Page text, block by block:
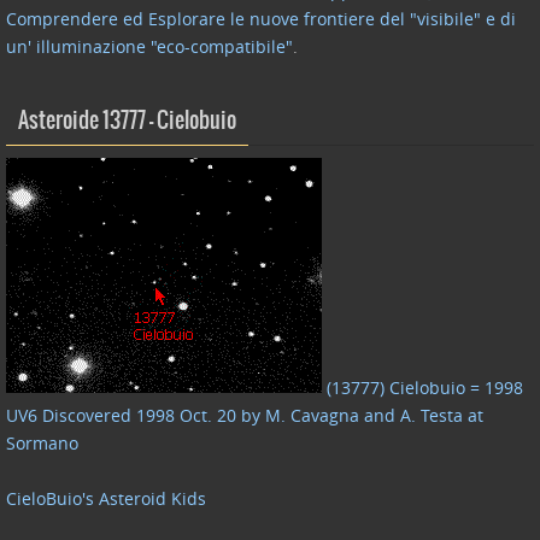
Comprendere ed Esplorare le nuove frontiere del "visibile" e di
un' illuminazione "eco-compatibile".
Asteroide 13777 – Cielobuio
(13777) Cielobuio = 1998
UV6 Discovered 1998 Oct. 20 by M. Cavagna and A. Testa at
Sormano
CieloBuio's Asteroid Kids